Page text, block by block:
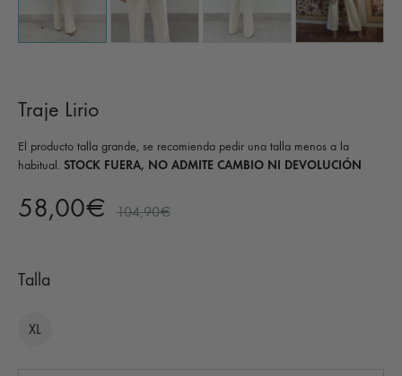
Traje Lirio
El producto talla grande, se recomienda pedir una talla menos a la
habitual. STOCK FUERA, NO ADMITE CAMBIO NI DEVOLUCIÓN
58,00€ 104,90€
Talla
XL